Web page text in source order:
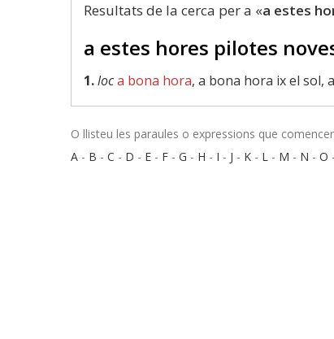
Resultats de la cerca per a «a estes
a estes hores pilotes
1.loca bona hora, a bona hora ix el sol,
O llisteu les paraules o expressions que
A - B - C - D - E - F - G - H - I - J - K - L - M - N - O -